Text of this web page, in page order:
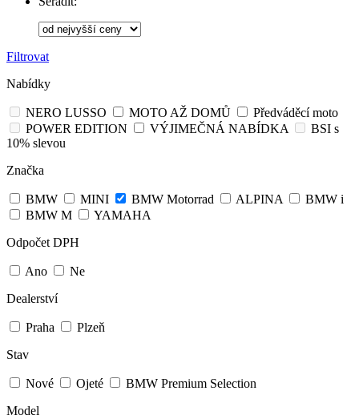
Filtrovat
Nabídky
NERO LUSSO MOTO AŽ DOMŮ
Předváděcí moto
POWER EDITION
VÝJIMEČNÁ NABÍDKA
BSI s
10% slevou
Značka
BMW MINI BMW Motorrad ALPINA
BMW i
BMW M
YAMAHA
Odpočet DPH
Ano
Ne
Dealerství
Praha
Plzeň
Stav
Nové Ojeté
BMW Premium Selection
Model